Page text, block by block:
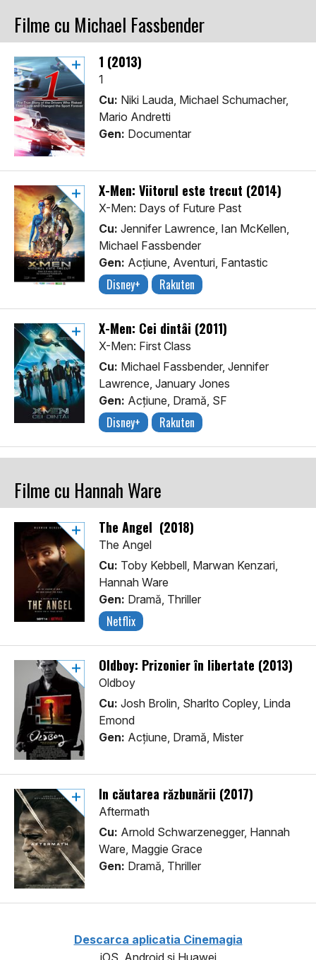
Filme cu Michael Fassbender
1 (2013)
1
Cu: Niki Lauda, Michael Schumacher,
Mario Andretti
Gen: Documentar
X-Men: Viitorul este trecut (2014)
X-Men: Days of Future Past
Cu: Jennifer Lawrence, Ian McKellen,
Michael Fassbender
Gen: Acţiune, Aventuri, Fantastic
Disney+ Rakuten
X-Men: Cei dintâi (2011)
X-Men: First Class
Cu: Michael Fassbender, Jennifer
Lawrence, January Jones
Gen: Acţiune, Dramă, SF
Disney+ Rakuten
Filme cu Hannah Ware
The Angel (2018)
The Angel
Cu: Toby Kebbell, Marwan Kenzari,
Hannah Ware
Gen: Dramă, Thriller
Netflix
Oldboy: Prizonier în libertate (2013)
Oldboy
Cu: Josh Brolin, Sharlto Copley, Linda
Emond
Gen: Acţiune, Dramă, Mister
În căutarea răzbunării (2017)
Aftermath
Cu: Arnold Schwarzenegger, Hannah
Ware, Maggie Grace
Gen: Dramă, Thriller
Descarca aplicatia Cinemagia